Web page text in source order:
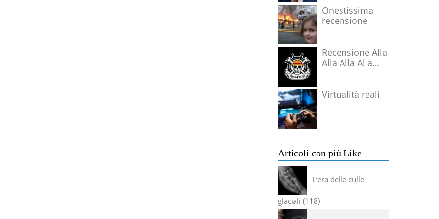
Onestissima
recensione
Recensione Alla
Alla Alla Alla
Virtualità reali
Articoli con più Like
L’era delle culle
glaciali 118